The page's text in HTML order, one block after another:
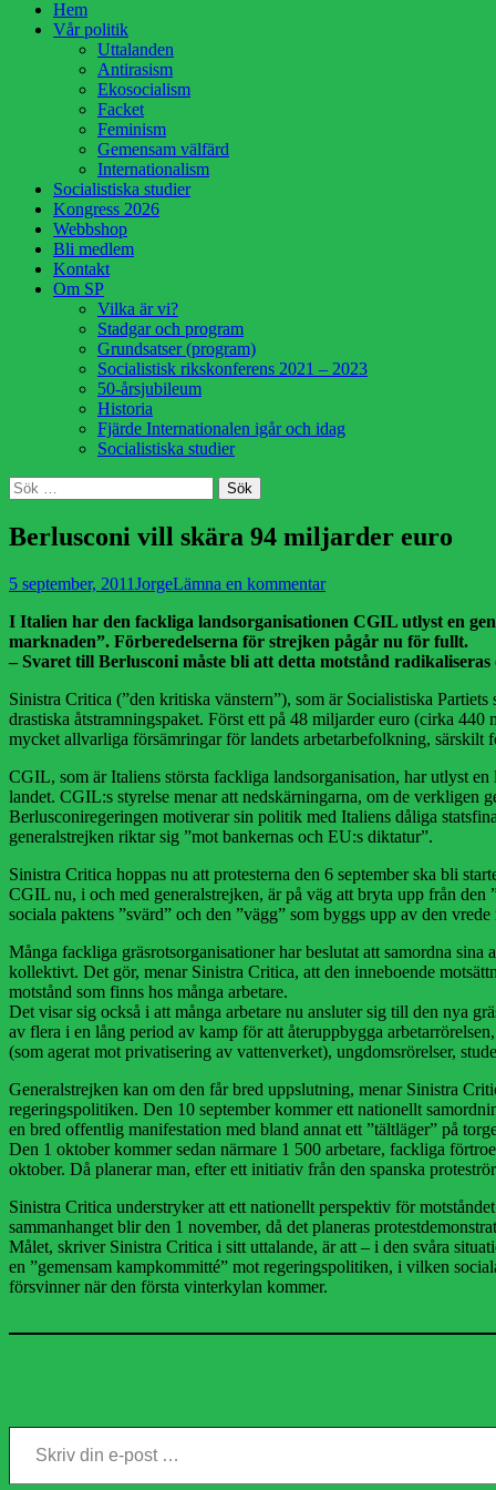
HoppaHem
Vår politik
Uttalanden
Antirasism
Ekosocialism
Facket
Feminism
Gemensam välfärd
Internationalism
Socialistiska studier
Kongress 2026
Webbshop
Bli medlem
Kontakt
Om SP
Vilka är vi?
Stadgar och program
Grundsatser (program)
Socialistisk rikskonferens 2021 – 2023
50-årsjubileum
Historia
Fjärde Internationalen igår och idag
Socialistiska studier
Sök
Sök
efter:
Berlusconi vill skära 94 miljarder euro
Publicerad
5 september, 2011 Författare
JorgeLämna en kommentar
I Italien har den fackliga landsorganisationen CGIL utlyst en
marknaden”. Förberedelserna för strejken pågår nu för fullt.
– Svaret till Berlusconi måste bli att detta motstånd
Sinistra Critica (”den kritiska vänstern”), som är Socialistiska
drastiska åtstramningspaket. Först ett på 48 miljarder euro (cirka
mycket allvarliga försämringar för landets arbetarbefolkning, särskilt
CGIL, som är Italiens största fackliga landsorganisation, har utlyst en
landet. CGIL:s styrelse menar att nedskärningarna, om de verkligen
Berlusconiregeringen motiverar sin politik med Italiens dåliga
generalstrejken riktar sig ”mot bankernas och EU:s diktatur”.
Sinistra Critica hoppas nu att protesterna den 6 september ska bli
CGIL nu, i och med generalstrejken, är på väg att bryta upp från
sociala paktens ”svärd” och den ”vägg” som byggs upp av den
Många fackliga gräsrotsorganisationer har beslutat att samordna
kollektivt. Det gör, menar Sinistra Critica, att den inneboende
motstånd som finns hos många arbetare.
Det visar sig också i att många arbetare nu ansluter sig till den nya
av flera i en lång period av kamp för att återuppbygga
(som agerat mot privatisering av vattenverket), ungdomsrörelser,
Generalstrejken kan om den får bred uppslutning, menar Sinistra
regeringspolitiken. Den 10 september kommer ett nationellt
en bred offentlig manifestation med bland annat ett ”tältläger” på
Den 1 oktober kommer sedan närmare 1 500 arbetare, fackliga
oktober. Då planerar man, efter ett initiativ från den spanska
Sinistra Critica understryker att ett nationellt perspektiv för
sammanhanget blir den 1 november, då det planeras
Målet, skriver Sinistra Critica i sitt uttalande, är att – i den svåra
en ”gemensam kampkommitté” mot regeringspolitiken, i vilken
försvinner när den första vinterkylan kommer.
Skriv din e-post …